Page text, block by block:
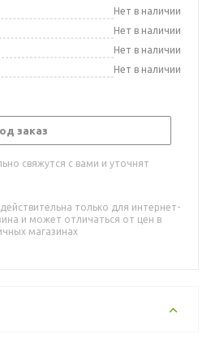
Нет в наличии
Нет в наличии
Нет в наличии
Нет в наличии
заказ
свяжутся с вами и уточнят
только для интернет-
и может отличаться от цен в
магазинах